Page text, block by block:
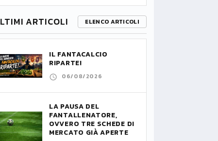
ARTICOLI ELENCO ARTICOLI
IL FANTACALCIO
RIPARTE!
06/08/2026
LA PAUSA DEL
FANTALLENATORE,
OVVERO TRE SCHEDE DI
MERCATO GIÀ APERTE